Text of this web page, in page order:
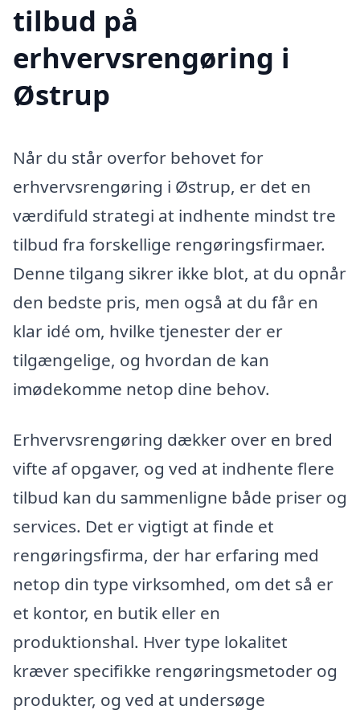
tilbud på
erhvervsrengøring i
Østrup
Når du står overfor behovet for
erhvervsrengøring i Østrup, er det en
værdifuld strategi at indhente mindst tre
tilbud fra forskellige rengøringsfirmaer.
Denne tilgang sikrer ikke blot, at du opnår
den bedste pris, men også at du får en
klar idé om, hvilke tjenester der er
tilgængelige, og hvordan de kan
imødekomme netop dine behov.
Erhvervsrengøring dækker over en bred
vifte af opgaver, og ved at indhente flere
tilbud kan du sammenligne både priser og
services. Det er vigtigt at finde et
rengøringsfirma, der har erfaring med
netop din type virksomhed, om det så er
et kontor, en butik eller en
produktionshal. Hver type lokalitet
kræver specifikke rengøringsmetoder og
produkter, og ved at undersøge